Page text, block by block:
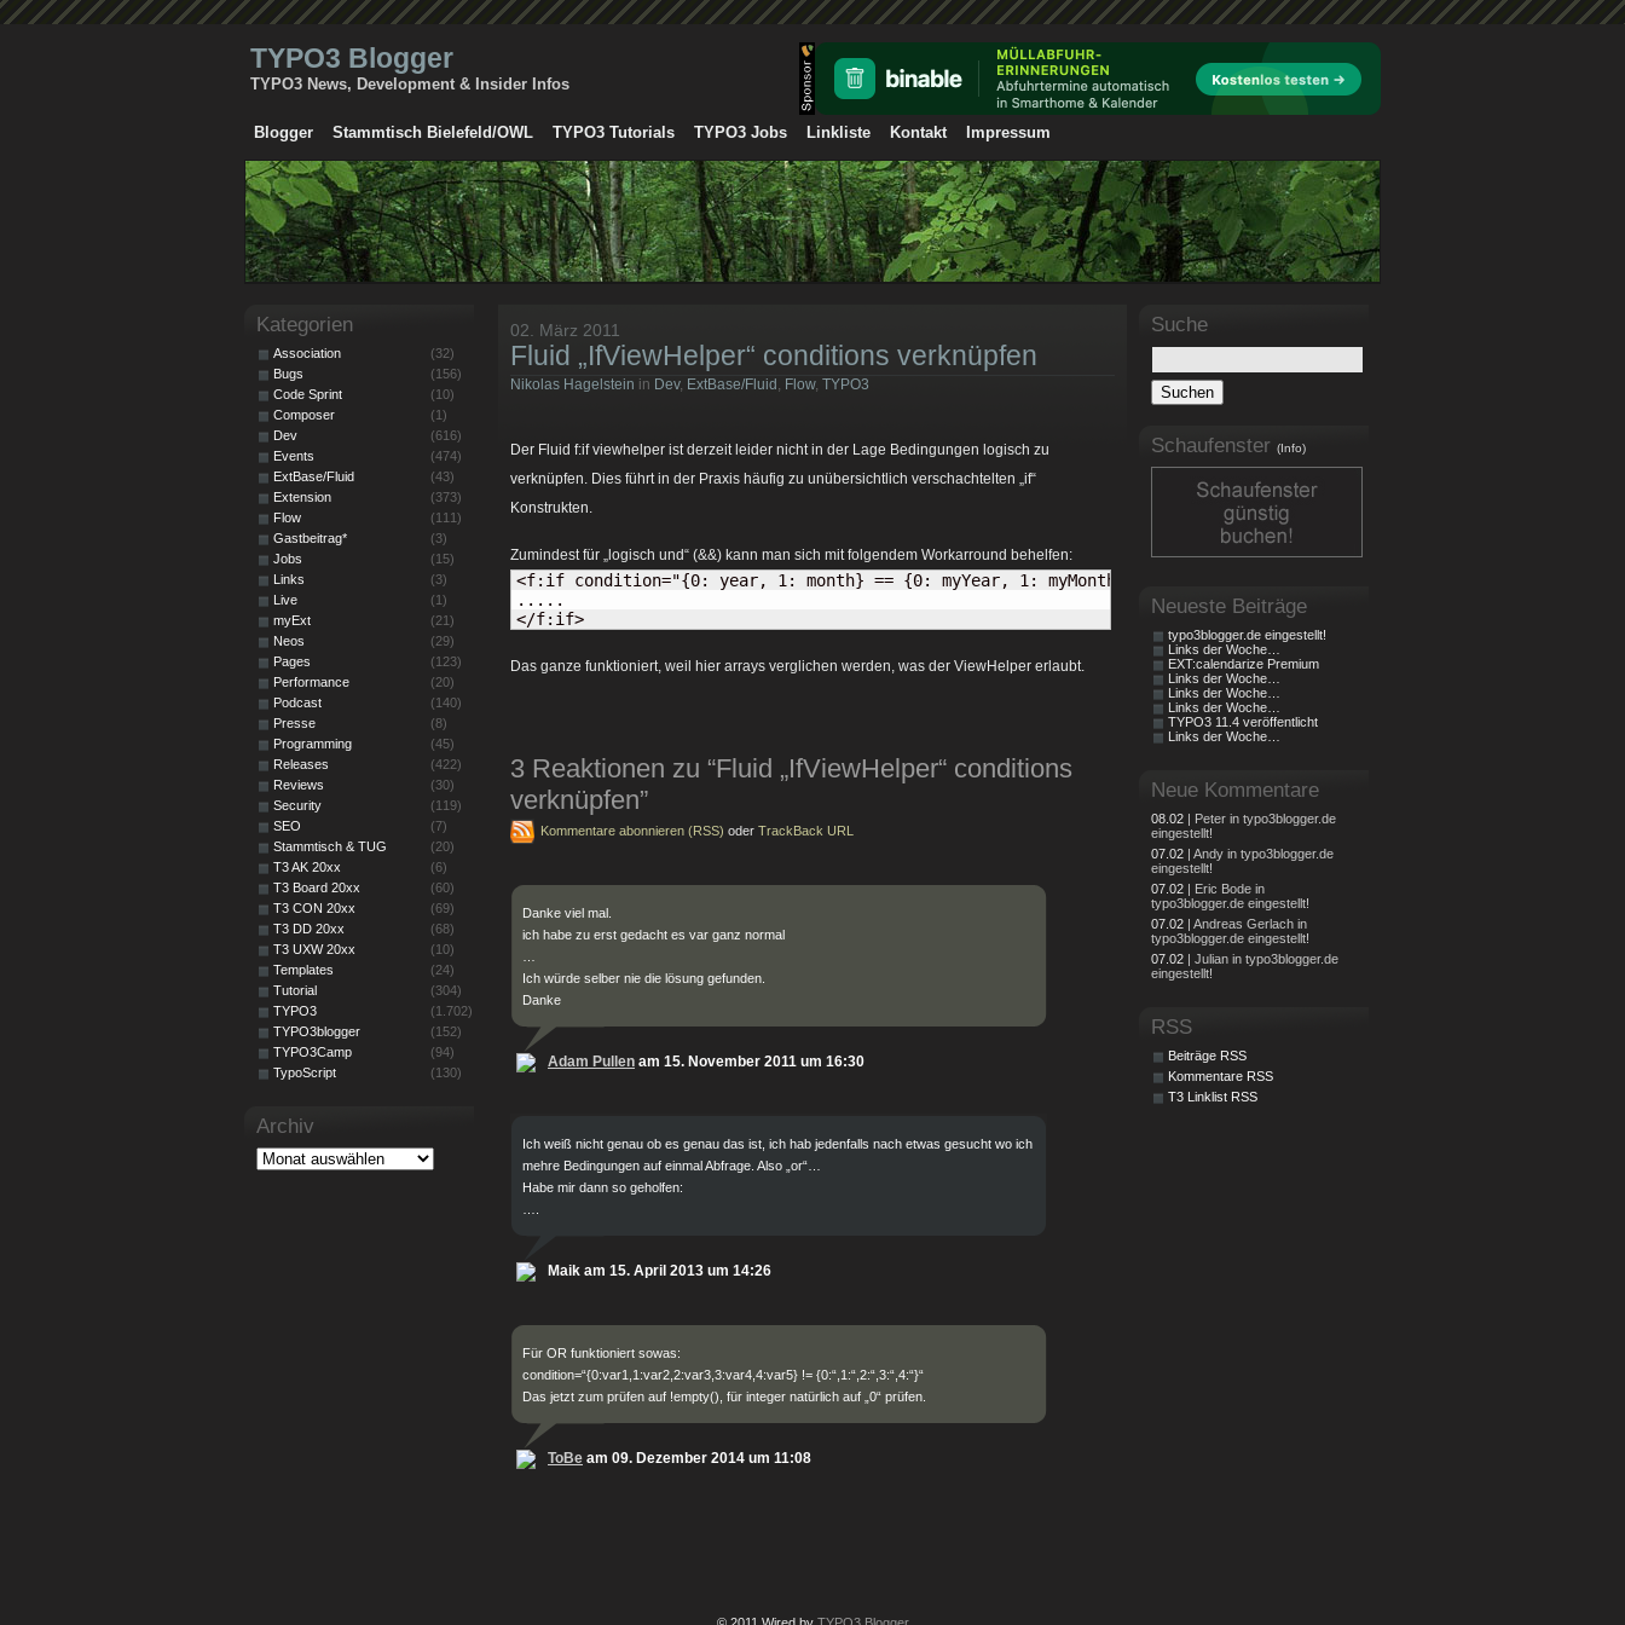
TYPO3 Blogger
TYPO3 News, Development & Insider Infos
Blogger Stammtisch Bielefeld/OWL TYPO3 Tutorials TYPO3 Jobs Linkliste Kontakt Impressum
02. März 2011
Fluid „IfViewHelper“ conditions verknüpfen
Nikolas Hagelstein in Dev, ExtBase/Fluid , Flow, TYPO3
Der Fluid f:if viewhelper ist derzeit leider nicht in der Lage Bedingungen logisch zu
verknüpfen. Dies führt in der Praxis häufig zu unübersichtlich verschachtelten „if“
Konstrukten.
Zumindest für „logisch und“ (&&) kann man sich mit folgendem Workarround behelfen:
<f:if condition="{0: year, 1: month} == {0: myYear, 1: myMonth}">
.....
</f:if>
Das ganze funktioniert, weil hier arrays verglichen werden, was der ViewHelper erlaubt.
3 Reaktionen zu “Fluid „IfViewHelper“ conditions
verknüpfen”
Kommentare abonnieren (RSS) oder TrackBack URL
Danke viel mal.
ich habe zu erst gedacht es var ganz normal
Ich würde selber nie die lösung gefunden.
Danke
Adam Pullen am 15. November 2011 um 16:30
Ich weiß nicht genau ob es genau das ist, ich hab jedenfalls nach etwas gesucht wo ich
mehre Bedingungen auf einmal Abfrage. Also „or“…
Habe mir dann so geholfen:
Maik am 15. April 2013 um 14:26
Für OR funktioniert sowas:
condition=“{0:var1,1:var2,2:var3,3:var4,4:var5} != {0:“,1:“,2:“,3:“,4:“}“
Das jetzt zum prüfen auf !empty(), für integer natürlich auf „0“ prüfen.
ToBe am 09. Dezember 2014 um 11:08
Suche
Schaufenster (Info)
Neueste Beiträge
typo3blogger.de eingestellt!
Links der Woche…
EXT:calendarize Premium
Links der Woche…
Links der Woche…
Links der Woche…
TYPO3 11.4 veröffentlicht
Links der Woche…
Neue Kommentare
08.02 | Peter in typo3blogger.de
eingestellt!
07.02 | Andy in typo3blogger.de
eingestellt!
07.02 | Eric Bode in
typo3blogger.de eingestellt!
07.02 | Andreas Gerlach in
typo3blogger.de eingestellt!
07.02 | Julian in typo3blogger.de
eingestellt!
RSS
Beiträge RSS
Kommentare RSS
T3 Linklist RSS
Kategorien
Association
(32)
Bugs
(156)
Code Sprint
(10)
Composer
(1)
Dev
(616)
Events
(474)
ExtBase/Fluid
(43)
Extension
(373)
Flow
(111)
Gastbeitrag*
(3)
Jobs
(15)
Links
(3)
Live
(1)
myExt
(21)
Neos
(29)
Pages
(123)
Performance
(20)
Podcast
(140)
Presse
(8)
Programming
(45)
Releases
(422)
Reviews
(30)
Security
(119)
SEO
(7)
Stammtisch & TUG
(20)
T3 AK 20xx
(6)
T3 Board 20xx
(60)
T3 CON 20xx
(69)
T3 DD 20xx
(68)
T3 UXW 20xx
(10)
Templates
(24)
Tutorial
(304)
TYPO3
(1.702)
TYPO3blogger
(152)
TYPO3Camp
(94)
TypoScript
(130)
Archiv